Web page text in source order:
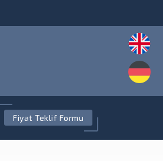
Fiyat Teklif Formu